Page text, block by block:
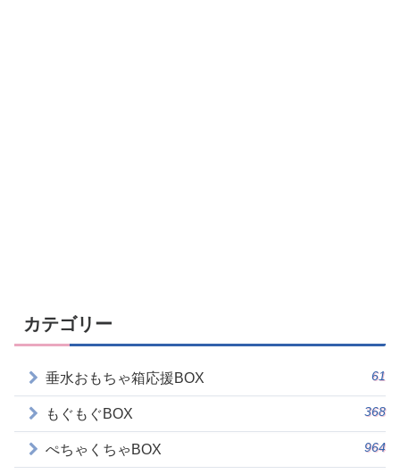
カテゴリー
垂水おもちゃ箱応援BOX 61
もぐもぐBOX 368
ぺちゃくちゃBOX 964